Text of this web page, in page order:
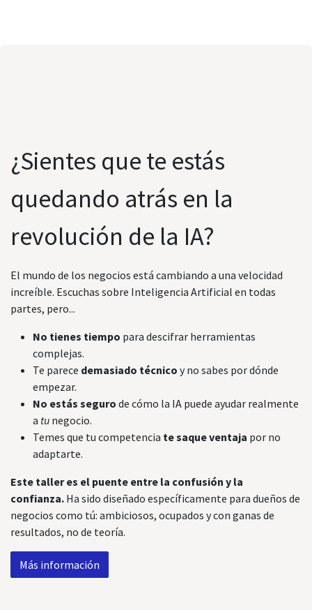
¿Sientes que te estás
quedando atrás en la
revolución de la IA?
El mundo de los negocios está cambiando a una velocidad
increíble. Escuchas sobre Inteligencia Artificial en todas
partes, pero...
No tienes tiempo para descifrar herramientas
complejas.
Te parece demasiado técnico y no sabes por dónde
empezar.
No estás seguro de cómo la IA puede ayudar realmente
a tu negocio.
Temes que tu competencia te saque ventaja por no
adaptarte.
Este taller es el puente entre la confusión y la
confianza. Ha sido diseñado específicamente para dueños de
negocios como tú: ambiciosos, ocupados y con ganas de
resultados, no de teoría.
Más información